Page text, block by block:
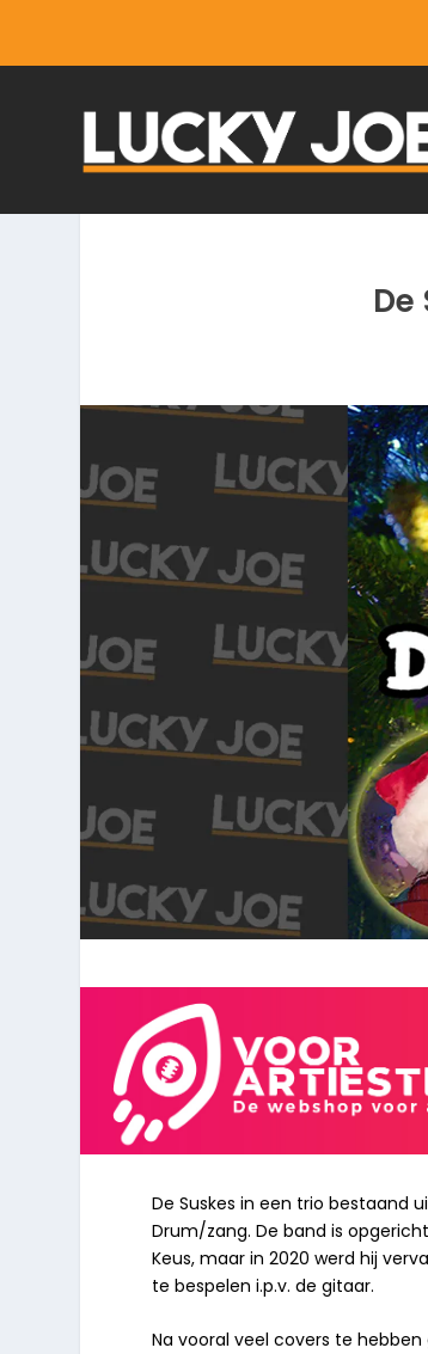
De Suskes in een trio bestaand
Drum/zang. De band is
Keus, maar in 2020 werd hij
te bespelen i.p.v. de gitaar.
Na vooral veel covers te